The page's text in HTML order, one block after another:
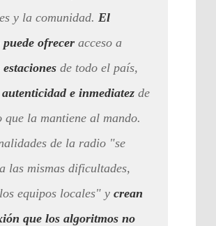
y la comunidad. El
ofrecer acceso a
de todo el país,
e inmediatez de
la mantiene al mando.
de la radio "se
las mismas dificultades,
equipos locales" y crean
que los algoritmos no